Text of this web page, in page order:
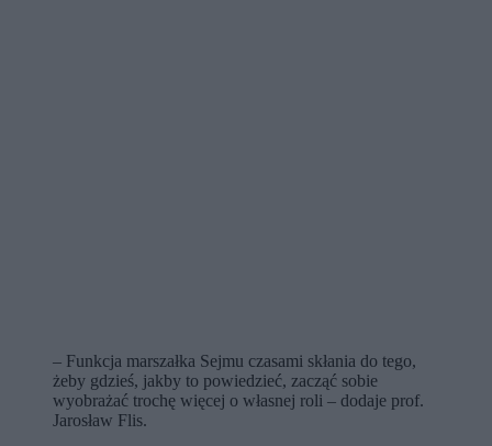
– Funkcja marszałka Sejmu czasami skłania do tego,
żeby gdzieś, jakby to powiedzieć, zacząć sobie
wyobrażać trochę więcej o własnej roli – dodaje prof.
Jarosław Flis.